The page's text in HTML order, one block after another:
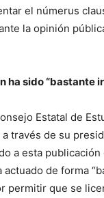
el númerus
la opinión
ha sido “bastante
Estatal de
a través de su
a esta publicación
de forma
permitir que se